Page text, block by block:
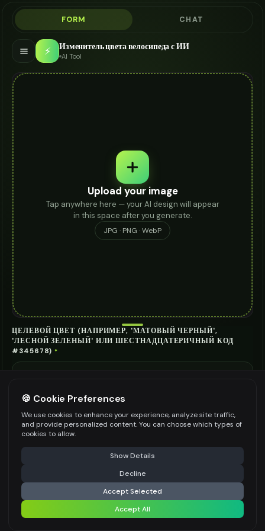
FORM CHAT
⚡ Изменитель цвета велосипеда с ИИ
AI Tool
Upload your image
Tap anywhere here — your AI design will appear
in this space after you generate.
JPG · PNG · WebP
ЦЕЛЕВОЙ ЦВЕТ (НАПРИМЕР, 'МАТОВЫЙ ЧЕРНЫЙ',
'ЛЕСНОЙ ЗЕЛЕНЫЙ' ИЛИ ШЕСТНАДЦАТЕРИЧНЫЙ КОД
#345678) *
КАКИЕ ЧАСТИ ПЕРЕКРАСИТЬ?
Рама Вилка Колеса (только обода) Руль
ЖЕЛАЕМЫЙ ТИП ОТДЕЛКИ *
Глянцевый
ДОПОЛНИТЕЛЬНЫЕ ИНСТРУКЦИИ (НЕОБЯЗАТЕЛЬНО)
⚠️ Last free generation — upgrade to do more Share
Перекрасить велосипед
Share settings
🍪 Cookie Preferences
We use cookies to enhance your experience, analyze site traffic,
and provide personalized content. You can choose which types of
cookies to allow.
Show Details
Decline
Accept Selected
Accept All